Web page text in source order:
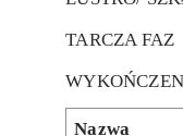
TARCZA
Nazwa